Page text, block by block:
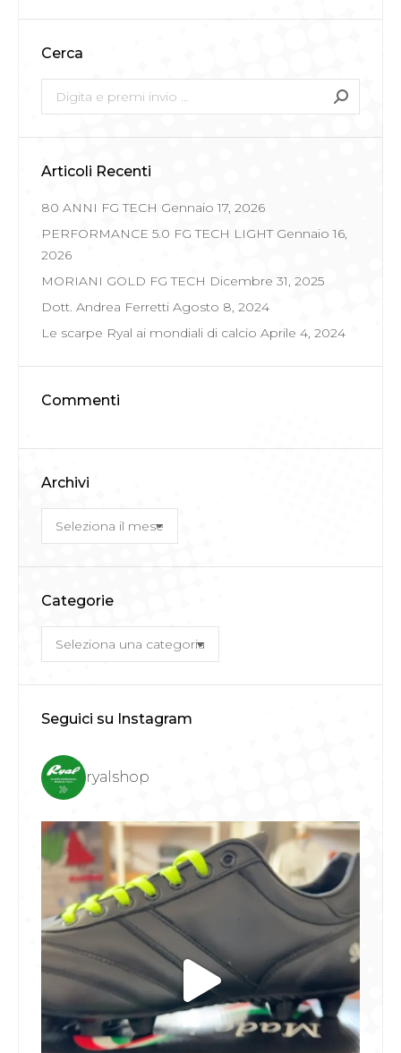
Cerca
Search:
Articoli Recenti
80 ANNI FG TECH Gennaio 17, 2026
PERFORMANCE 5.0 FG TECH LIGHT Gennaio 16,
2026
MORIANI GOLD FG TECH Dicembre 31, 2025
Dott. Andrea Ferretti Agosto 8, 2024
Le scarpe Ryal ai mondiali di calcio Aprile 4, 2024
Commenti
Archivi
Archivi
Categorie
Categorie
Seguici su Instagram
ryalshop